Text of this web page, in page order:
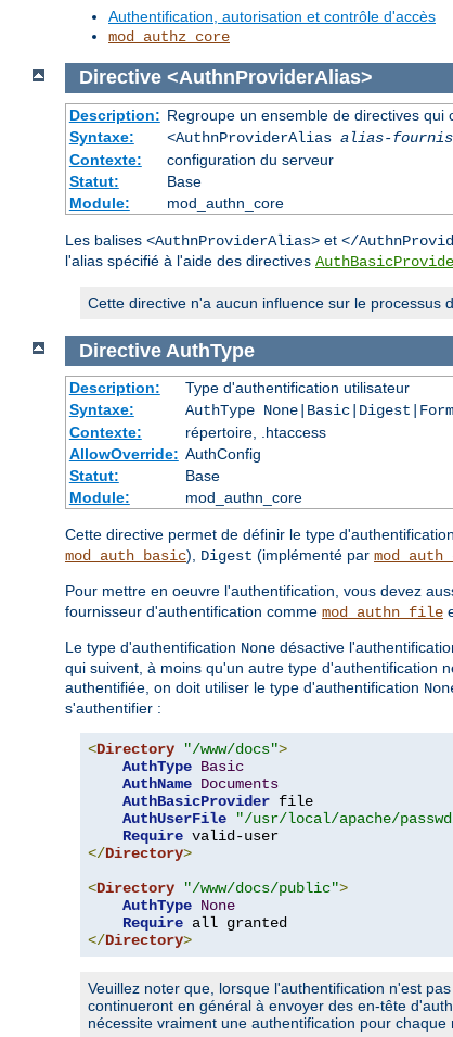
Authentification, autorisation et contrôle d'accès
mod_authz_core
Directive <AuthnProviderAlias>
Description: Regroupe un ensemble de directives
Syntaxe:
<AuthnProviderAlias alias-
Contexte:
configuration du serveur
Statut:
Base
Module:
mod_authn_core
Les balises <AuthnProviderAlias> et </
l'alias spécifié à l'aide des directives
Cette directive n'a aucun influence sur le processus
Directive AuthType
Description:
Type d'authentification utilisateur
Syntaxe:
AuthType None|Basic|Digest|Form
Contexte:
répertoire, .htaccess
AllowOverride: AuthConfig
Statut:
Base
Module:
mod_authn_core
Cette directive permet de définir le type
mod_auth_basic), Digest (implémenté par
Pour mettre en oeuvre l'authentification, vous devez
fournisseur d'authentification comme mod_authn_file
Le type d'authentification None désactive
qui suivent, à moins qu'un autre type d'authentification
authentifiée, on doit utiliser le type d'authentification
s'authentifier :
<Directory "/www/docs">
AuthType Basic
AuthName Documents
AuthBasicProvider file
AuthUserFile
"/usr/local/apache/
Require
</Directory>
<Directory "/www/docs/public">
AuthType None
Require
</Directory>
Veuillez noter que, lorsque l'authentification n'est
continueront en général à envoyer des en-tête
nécessite vraiment une authentification pour chaque